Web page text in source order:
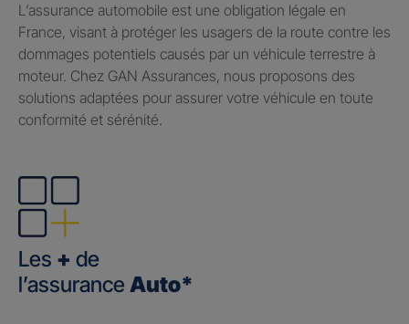
​L’assurance automobile est une obligation légale en
France, visant à protéger les usagers de la route contre les
dommages potentiels causés par un véhicule terrestre à
moteur. Chez GAN Assurances, nous proposons des
solutions adaptées pour assurer votre véhicule en toute
conformité et sérénité.
Les + de
l’assurance Auto*